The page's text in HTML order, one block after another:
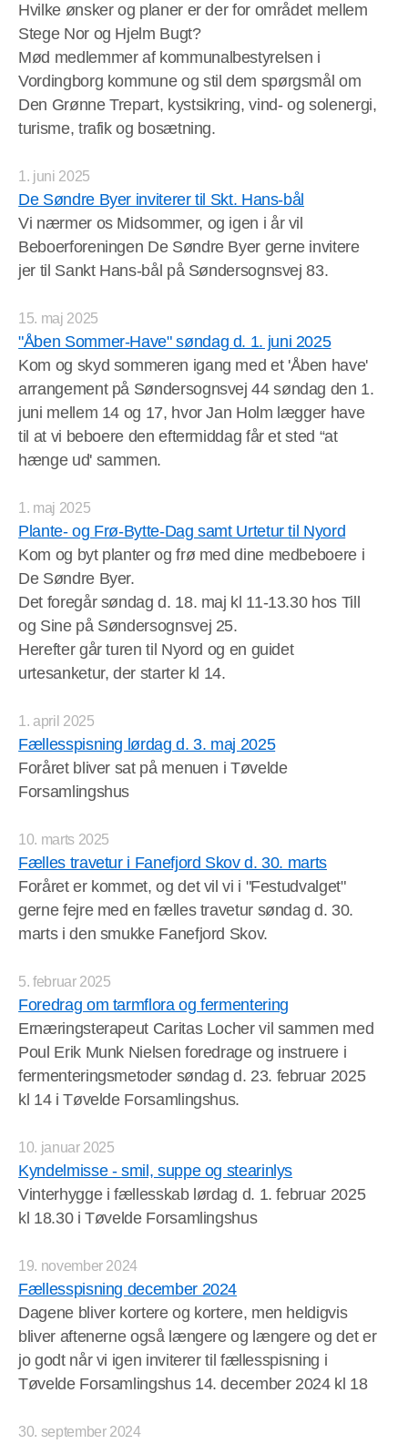
Hvilke ønsker og planer er der for området mellem
Stege Nor og Hjelm Bugt?
Mød medlemmer af kommunalbestyrelsen i
Vordingborg kommune og stil dem spørgsmål om
Den Grønne Trepart, kystsikring, vind- og solenergi,
turisme, trafik og bosætning.
1. juni 2025
De Søndre Byer inviterer til Skt. Hans-bål
Vi nærmer os Midsommer, og igen i år vil
Beboerforeningen De Søndre Byer gerne invitere
jer til Sankt Hans-bål på Søndersognsvej 83.
15. maj 2025
"Åben Sommer-Have" søndag d. 1. juni 2025
Kom og skyd sommeren igang med et 'Åben have'
arrangement på Søndersognsvej 44 søndag den 1.
juni mellem 14 og 17, hvor Jan Holm lægger have
til at vi beboere den eftermiddag får et sted “at
hænge ud' sammen.
1. maj 2025
Plante- og Frø-Bytte-Dag samt Urtetur til Nyord
Kom og byt planter og frø med dine medbeboere i
De Søndre Byer.
Det foregår søndag d. 18. maj kl 11-13.30 hos Till
og Sine på Søndersognsvej 25.
Herefter går turen til Nyord og en guidet
urtesanketur, der starter kl 14.
1. april 2025
Fællesspisning lørdag d. 3. maj 2025
Foråret bliver sat på menuen i Tøvelde
Forsamlingshus
10. marts 2025
Fælles travetur i Fanefjord Skov d. 30. marts
Foråret er kommet, og det vil vi i "Festudvalget"
gerne fejre med en fælles travetur søndag d. 30.
marts i den smukke Fanefjord Skov.
5. februar 2025
Foredrag om tarmflora og fermentering
Ernæringsterapeut Caritas Locher vil sammen med
Poul Erik Munk Nielsen foredrage og instruere i
fermenteringsmetoder søndag d. 23. februar 2025
kl 14 i Tøvelde Forsamlingshus.
10. januar 2025
Kyndelmisse - smil, suppe og stearinlys
Vinterhygge i fællesskab lørdag d. 1. februar 2025
kl 18.30 i Tøvelde Forsamlingshus
19. november 2024
Fællesspisning december 2024
Dagene bliver kortere og kortere, men heldigvis
bliver aftenerne også længere og længere og det er
jo godt når vi igen inviterer til fællesspisning i
Tøvelde Forsamlingshus 14. december 2024 kl 18
30. september 2024